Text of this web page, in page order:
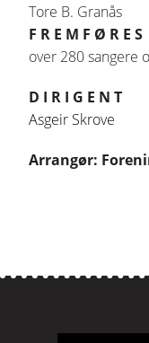
Tore B. Granås
F R E M F Ø R E S
over 280 sangere
D I R I G E N T
Asgeir Skrove
Arrangør: